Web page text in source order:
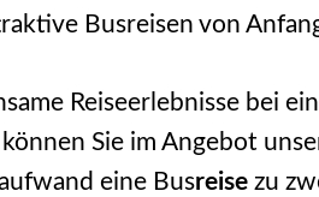
Busreisen von
Reiseerlebnisse bei
Sie im Angebot
eine Busreisezu